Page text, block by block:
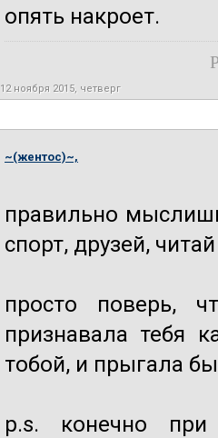
опять накроет.
12 ноября 2015, четверг
~(жентос)~,
правильно
спорт, друзей,
просто поверь,
признавала тебя
тобой, и прыгала
p.s. конечно